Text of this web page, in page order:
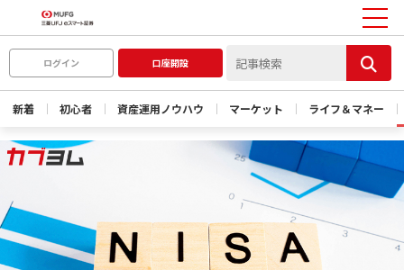
ログイン 口座開設
新着 初心者 資産運用ノウハウ マーケット ライフ＆マネー